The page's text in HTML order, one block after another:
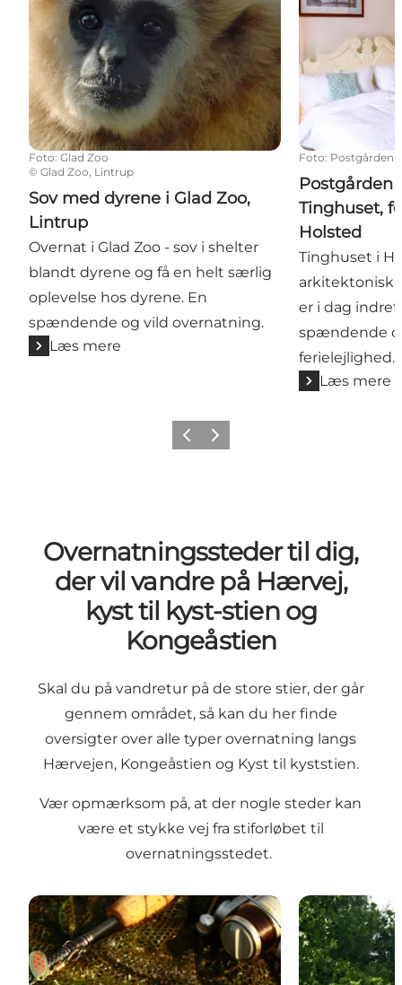
Foto: Glad Zoo
© Glad Zoo, Lintrup
Sov med dyrene i Glad Zoo,
Lintrup
Overnat i Glad Zoo - sov i shelter
blandt dyrene og få en helt særlig
oplevelse hos dyrene. En
spændende og vild overnatning.
Læs mere
Foto: Postgården
Postgården
Tinghuset,
Holsted
Tinghuset i
arkitektonisk
er i dag
spændende
ferielejlighed.
Læs mere
Forrige billede
Næste billede
Overnatningssteder til dig,
der vil vandre på Hærvej,
kyst til kyst-stien og
Kongeåstien
Skal du på vandretur på de store stier, der går
gennem området, så kan du her finde
oversigter over alle typer overnatning langs
Hærvejen, Kongeåstien og Kyst til kyststien.
Vær opmærksom på, at der nogle steder kan
være et stykke vej fra stiforløbet til
overnatningsstedet.
Overnatning langs Kongeåen - til lystfiskereOvernatning